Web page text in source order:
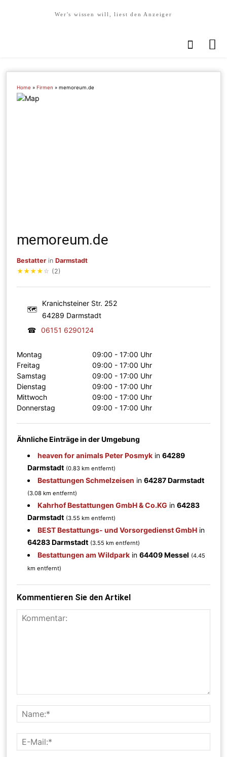
Wer's wissen will, liest den Anzeiger
Home »Firmen »memoreum.de
memoreum.de
Bestatter inDarmstadt
★★★★ ☆ (2)
🗺
Kranichsteiner Str. 252
64289 Darmstadt
☎
06151 6290124
Montag
09:00 - 17:00 Uhr
Freitag
09:00 - 17:00 Uhr
Samstag
09:00 - 17:00 Uhr
Dienstag
09:00 - 17:00 Uhr
Mittwoch
09:00 - 17:00 Uhr
Donnerstag
09:00 - 17:00 Uhr
Ähnliche Einträge in der Umgebung
heaven for animals Peter Posmyk in64289
Darmstadt (0.83 km entfernt)
Bestattungen Schmelzeisen in64287 Darmstadt
(3.08 km entfernt)
Kahrhof Bestattungen GmbH & Co.KG in64283
Darmstadt (3.55 km entfernt)
BEST Bestattungs- und Vorsorgedienst GmbH in
64283 Darmstadt (3.55 km entfernt)
Bestattungen am Wildpark in64409 Messel (4.45
km entfernt)
Kommentieren Sie den Artikel